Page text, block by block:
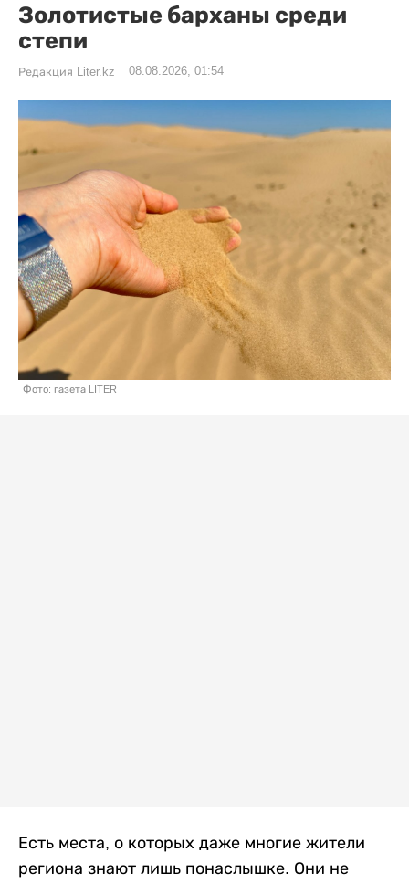
Золотистые барханы среди
степи
Редакция Liter.kz 08.08.2026, 01:54
Фото: газета LITER
Есть места, о которых даже многие жители
региона знают лишь понаслышке. Они не